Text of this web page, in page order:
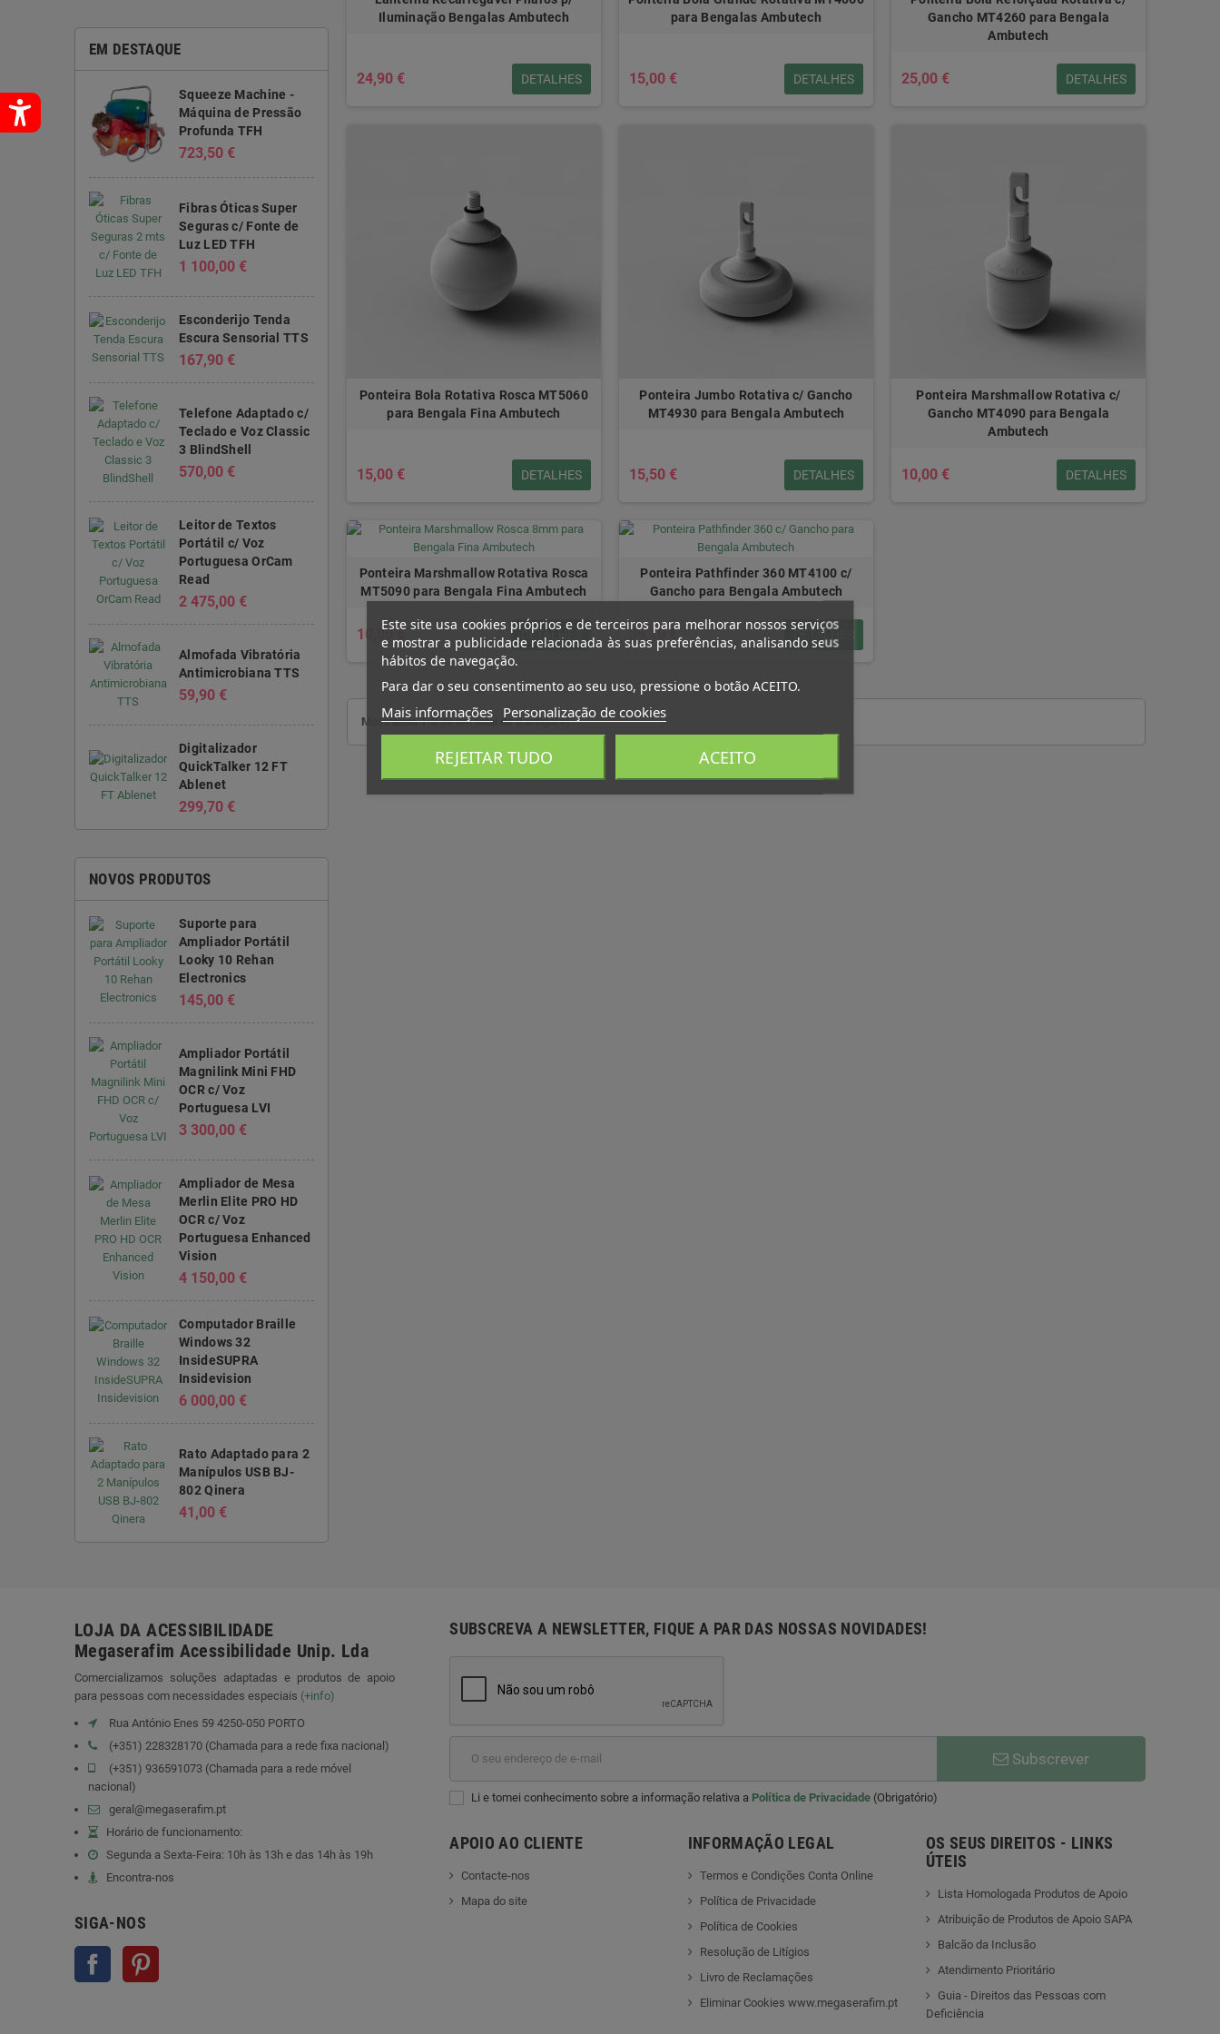
EM DESTAQUE
Squeeze Machine -
Máquina de Pressão
Profunda TFH
723,50 €
Fibras Óticas Super
Seguras c/ Fonte de
Luz LED TFH
1 100,00 €
Esconderijo Tenda
Escura Sensorial TTS
167,90 €
Telefone Adaptado c/
Teclado e Voz Classic
3 BlindShell
570,00 €
Leitor de Textos
Portátil c/ Voz
Portuguesa OrCam
Read
2 475,00 €
Almofada Vibratória
Antimicrobiana TTS
59,90 €
Digitalizador
QuickTalker 12 FT
Ablenet
299,70 €
NOVOS PRODUTOS
Suporte para
Ampliador Portátil
Looky 10 Rehan
Electronics
145,00 €
Ampliador Portátil
Magnilink Mini FHD
OCR c/ Voz
Portuguesa LVI
3 300,00 €
Ampliador de Mesa
Merlin Elite PRO HD
OCR c/ Voz
Portuguesa Enhanced
Vision
4 150,00 €
Computador Braille
Windows 32
InsideSUPRA
Insidevision
6 000,00 €
Rato Adaptado para 2
Manípulos USB BJ-
802 Qinera
41,00 €
Iluminação Bengalas Ambutech
24,90 € DETALHES
para Bengalas Ambutech
15,00 € DETALHES
Gancho MT4260 para Bengala
Ambutech
25,00 € DETALHES
Ponteira Bola Rotativa Rosca MT5060
para Bengala Fina Ambutech
15,00 € DETALHES
Ponteira Jumbo Rotativa c/ Gancho
MT4930 para Bengala Ambutech
15,50 € DETALHES
Ponteira Marshmallow Rotativa c/
Gancho MT4090 para Bengala
Ambutech
10,00 € DETALHES
Ponteira Marshmallow Rotativa Rosca
MT5090 para Bengala Fina Ambutech
10,00 € DETALHES
Ponteira Pathfinder 360 MT4100 c/
Gancho para Bengala Ambutech
39,10 € DETALHES
Mostrando 1-8 de um total de 8 artigo(s)
LOJA DA ACESSIBILIDADE
Megaserafim Acessibilidade Unip. Lda
Comercializamos soluções adaptadas e produtos de apoio
para pessoas com necessidades especiais (+info)
Rua António Enes 59 4250-050 PORTO
(+351) 228328170 (Chamada para a rede fixa nacional)
(+351) 936591073 (Chamada para a rede móvel
nacional)
geral@megaserafim.pt
Horário de funcionamento:
Segunda a Sexta-Feira: 10h às 13h e das 14h às 19h
Encontra-nos
SIGA-NOS
Facebook
SUBSCREVA A NEWSLETTER, FIQUE A PAR DAS NOSSAS NOVIDADES!
Subscrever
Li e tomei conhecimento sobre a informação relativa a Política de Privacidade (Obrigatório)
APOIO AO CLIENTE
Contacte-nos
Mapa do site
INFORMAÇÃO LEGAL
Termos e Condições Conta Online
Política de Privacidade
Política de Cookies
Resolução de Litígios
Livro de Reclamações
Eliminar Cookies www.megaserafim.pt
OS SEUS DIREITOS - LINKS
ÚTEIS
Lista Homologada Produtos de Apoio
Atribuição de Produtos de Apoio SAPA
Balcão da Inclusão
Atendimento Prioritário
Guia - Direitos das Pessoas com
Deficiência
Este site usa cookies próprios e de terceiros para melhorar nossos serviços
e mostrar a publicidade relacionada às suas preferências, analisando seus
hábitos de navegação.
Para dar o seu consentimento ao seu uso, pressione o botão ACEITO.
Mais informações Personalização de cookies
REJEITAR TUDO ACEITO